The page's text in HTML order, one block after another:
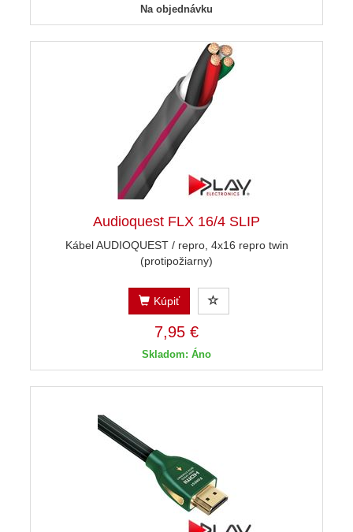
Na objednávku
Audioquest FLX 16/4 SLIP
Kábel AUDIOQUEST / repro, 4x16 repro twin
(protipožiarny)
Kúpiť
7,95 €
Skladom: Áno